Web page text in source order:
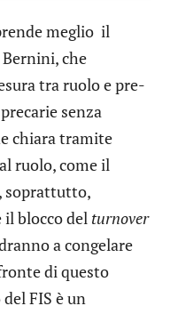
meglio il
che
tra ruolo e pre-
senza
chiara tramite
ruolo, come il
soprattutto,
il blocco del turnover
a congelare
di questo
FIS è un